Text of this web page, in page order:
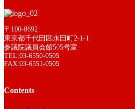
〒100-8692
東京都千代田区永田町2-1-1
参議院議員会館505号室
TEL:03-6550-0505
FAX:03-6551-0505
Contents